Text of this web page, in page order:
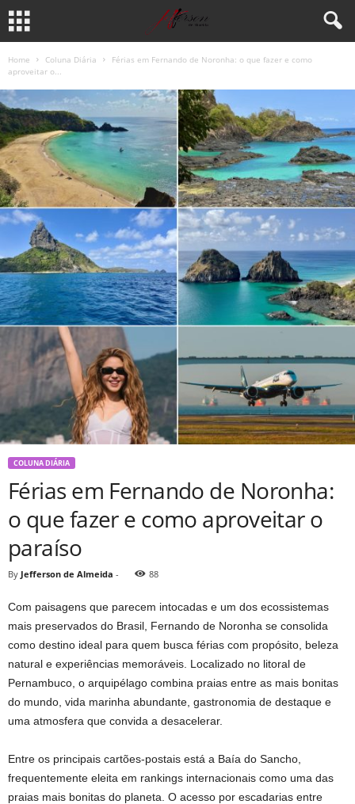
Home Coluna Diária
Férias em Fernando de Noronha: o que fazer e como
aproveitar o...
COLUNA DIÁRIA
Férias em Fernando de Noronha:
o que fazer e como aproveitar o
paraíso
By Jefferson de Almeida - 88
Com paisagens que parecem intocadas e um dos ecossistemas
mais preservados do Brasil, Fernando de Noronha se consolida
como destino ideal para quem busca férias com propósito, beleza
natural e experiências memoráveis. Localizado no litoral de
Pernambuco, o arquipélago combina praias entre as mais bonitas
do mundo, vida marinha abundante, gastronomia de destaque e
uma atmosfera que convida a desacelerar.
Entre os principais cartões-postais está a Baía do Sancho,
frequentemente eleita em rankings internacionais como uma das
praias mais bonitas do planeta. O acesso por escadarias entre